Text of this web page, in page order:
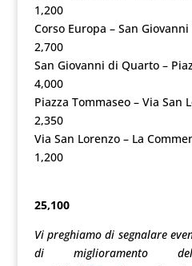
1,200
Corso Europa – San
2,700
San Giovanni di Quarto –
4,000
Piazza Tommaseo –
2,350
Via San Lorenzo –
1,200
25,100
Vi preghiamo di segnalare
di miglioramento